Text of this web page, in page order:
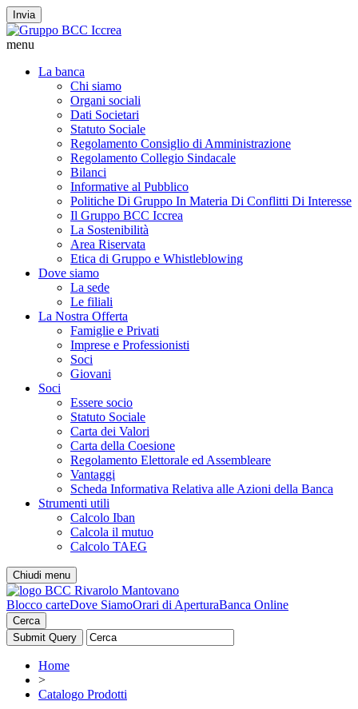
Invia
menu
La banca
Chi siamo
Organi sociali
Dati Societari
Statuto Sociale
Regolamento Consiglio di Amministrazione
Regolamento Collegio Sindacale
Bilanci
Informative al Pubblico
Politiche Di Gruppo In Materia Di Conflitti Di Interesse
Il Gruppo BCC Iccrea
La Sostenibilità
Area Riservata
Etica di Gruppo e Whistleblowing
Dove siamo
La sede
Le filiali
La Nostra Offerta
Famiglie e Privati
Imprese e Professionisti
Soci
Giovani
Soci
Essere socio
Statuto Sociale
Carta dei Valori
Carta della Coesione
Regolamento Elettorale ed Assembleare
Vantaggi
Scheda Informativa Relativa alle Azioni della Banca
Strumenti utili
Calcolo Iban
Calcola il mutuo
Calcolo TAEG
Chiudi menu
Blocco carteDove SiamoOrari di AperturaBanca Online
Cerca
Home
>
Catalogo Prodotti